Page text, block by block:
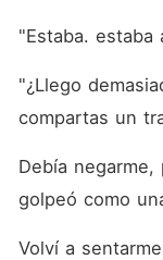
"Estaba.
"¿Llego
compartas un
Debía
golpeó como
Volví a